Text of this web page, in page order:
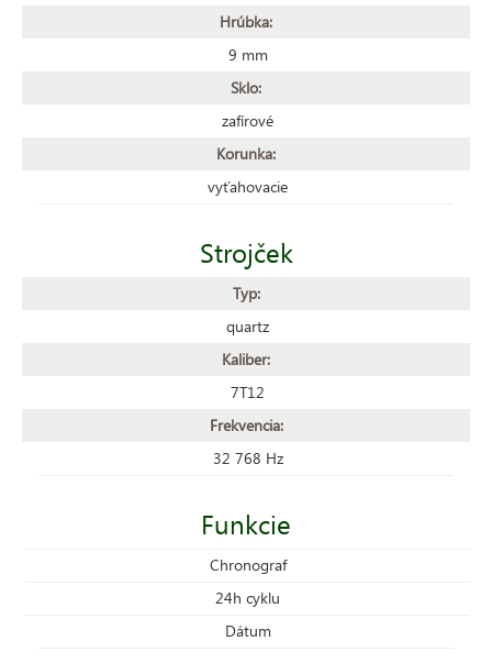
Hrúbka:
9 mm
Sklo:
zafírové
Korunka:
vyťahovacie
Strojček
Typ:
quartz
Kaliber:
7T12
Frekvencia:
32 768 Hz
Funkcie
Chronograf
24h cyklu
Dátum